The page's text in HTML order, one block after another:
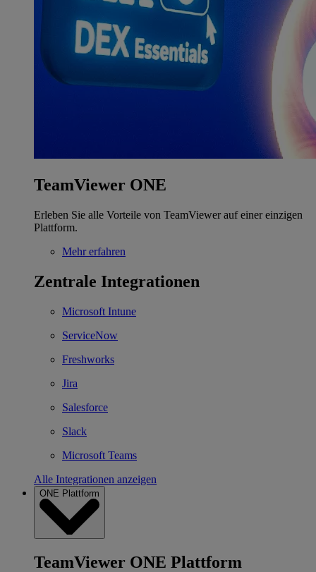
TeamViewer ONE
Erleben Sie alle Vorteile von TeamViewer auf einer einzigen
Plattform.
Mehr erfahren
Zentrale Integrationen
Microsoft Intune
ServiceNow
Freshworks
Jira
Salesforce
Slack
Microsoft Teams
Alle Integrationen anzeigen
ONE Plattform
TeamViewer ONE Plattform